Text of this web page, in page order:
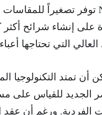
إنشاء شرائح أكثر
العالي التي تحتاجها
الفردية. ورغم أن عقد